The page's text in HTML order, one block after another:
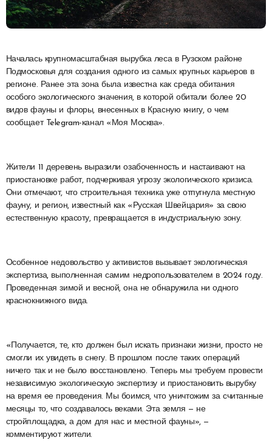
Началась крупномасштабная вырубка леса в Рузском районе
Подмосковья для создания одного из самых крупных карьеров в
регионе. Ранее эта зона была известна как среда обитания
особого экологического значения, в которой обитали более 20
видов фауны и флоры, внесенных в Красную книгу, о чем
сообщает Telegram-канал «Моя Москва».
Жители 11 деревень выразили озабоченность и настаивают на
приостановке работ, подчеркивая угрозу экологического кризиса.
Они отмечают, что строительная техника уже отпугнула местную
фауну, и регион, известный как «Русская Швейцария» за свою
естественную красоту, превращается в индустриальную зону.
Особенное недовольство у активистов вызывает экологическая
экспертиза, выполненная самим недропользователем в 2024 году.
Проведенная зимой и весной, она не обнаружила ни одного
краснокнижного вида.
«Получается, те, кто должен был искать признаки жизни, просто не
смогли их увидеть в снегу. В прошлом после таких операций
ничего так и не было восстановлено. Теперь мы требуем провести
независимую экологическую экспертизу и приостановить вырубку
на время ее проведения. Мы боимся, что уничтожим за считанные
месяцы то, что создавалось веками. Эта земля — не
стройплощадка, а дом для нас и местной фауны», —
комментируют жители.